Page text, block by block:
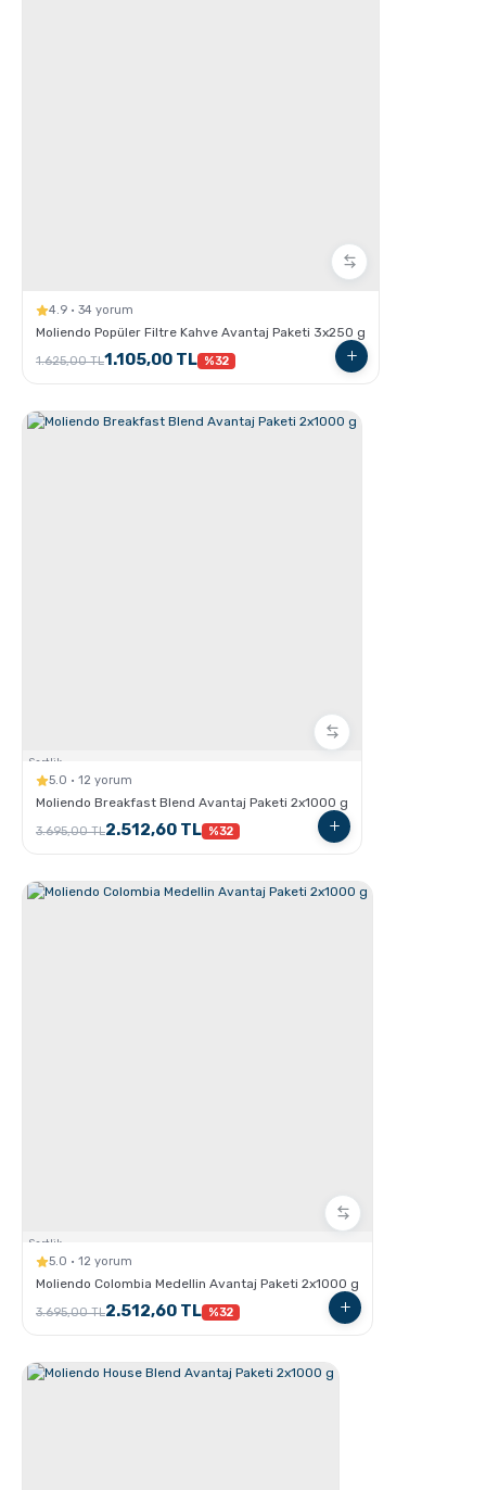
Ristretto - Espresso - Lungo Farkları nelerdir ?
Tumbler
GROSCHE E-Z Latte Çok Amaçlı Köpürtücü nasıl
4.9 · 34 yorum
Moliendo Popüler Filtre Kahve Avantaj Paketi 3x250 g
1.625,00 TL1.105,00 TL %32
Sertlik:
5.0 · 12 yorum
Moliendo Breakfast Blend Avantaj Paketi 2x1000 g
3.695,00 TL2.512,60 TL %32
Sertlik:
5.0 · 12 yorum
Moliendo Colombia Medellin Avantaj Paketi 2x1000 g
3.695,00 TL2.512,60 TL %32